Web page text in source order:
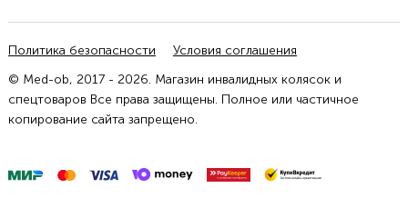
Политика безопасности
Условия соглашения
© Med-ob, 2017 - 2026. Магазин инвалидных колясок и
спецтоваров Все права защищены. Полное или частичное
копирование сайта запрещено.